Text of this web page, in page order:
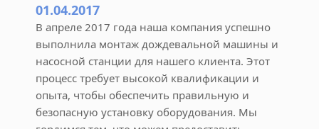
0
1
7
и
ю
н
01.04.2017
В апреле 2017 года наша компания успешно
выполнила монтаж дождевальной машины и
насосной станции для нашего клиента. Этот
процесс требует высокой квалификации и
опыта, чтобы обеспечить правильную и
безопасную установку оборудования. Мы